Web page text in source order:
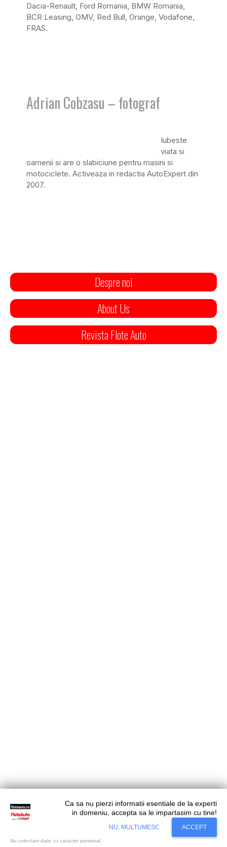
Dacia-Renault, Ford Romania, BMW Romania,
BCR Leasing, OMV, Red Bull, Orange, Vodafone,
FRAS.
Adrian Cobzasu – fotograf
Iubeste
viata si
oamenii si are o slabiciune pentru masini si
motociclete. Activeaza in redactia AutoExpert din
2007.
Despre noi
About Us
Revista Flote Auto
Situl nostru utilizeaza cookies. Ce inseamna
Accept
Ca sa nu pierzi informatii esentiale de la experti
in domeniu, accepta sa le impartasim cu tine!
NU, MULTUMESC ACCEPT
Nu colectam date cu caracter personal.